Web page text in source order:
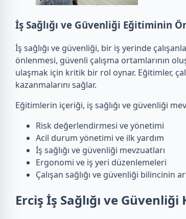
İş Sağlığı ve Güvenliği Eğitiminin
İş sağlığı ve güvenliği, bir iş yerinde
önlenmesi, güvenli çalışma ortamlarının
ulaşmak için kritik bir rol oynar. Eğitimler,
kazanmalarını sağlar.
Eğitimlerin içeriği, iş sağlığı ve güvenliği
Risk değerlendirmesi ve yönetimi
Acil durum yönetimi ve ilk yardım
İş sağlığı ve güvenliği mevzuatları
Ergonomi ve iş yeri düzenlemeleri
Çalışan sağlığı ve güvenliği bilincinin
Erciş İş Sağlığı ve